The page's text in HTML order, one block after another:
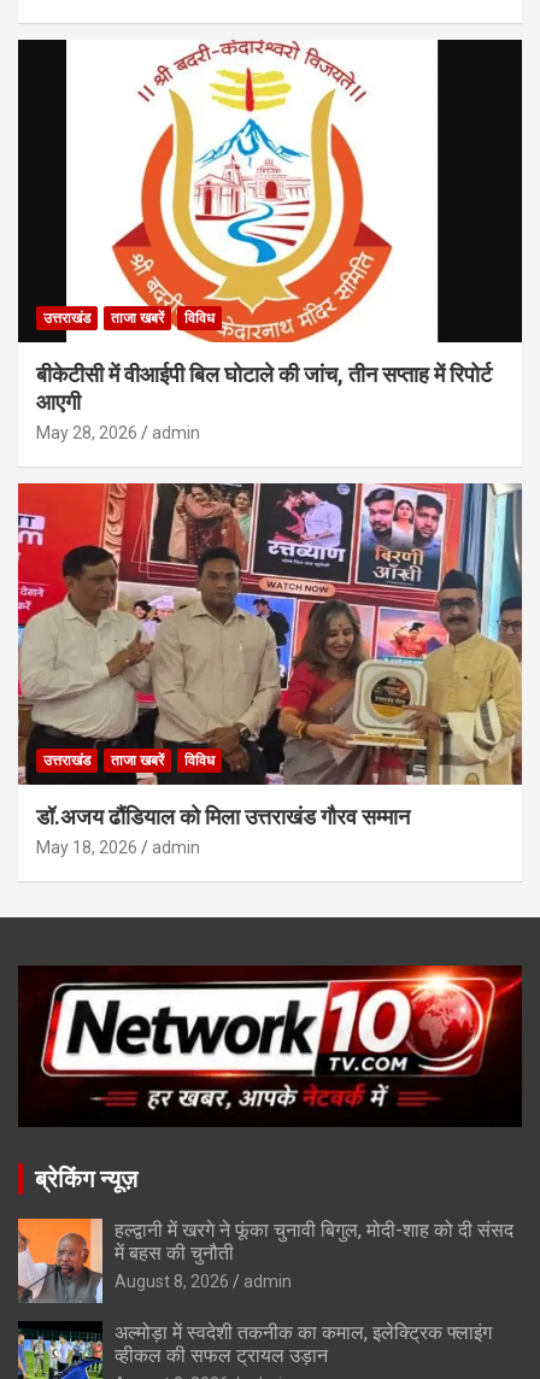
उत्तराखंड ताजा खबरें विविध
बीकेटीसी में वीआईपी बिल घोटाले की जांच, तीन सप्ताह में रिपोर्ट
आएगी
May 28, 2026 admin
उत्तराखंड ताजा खबरें विविध
डॉ.अजय ढौंडियाल को मिला उत्तराखंड गौरव सम्मान
May 18, 2026 admin
ब्रेकिंग न्यूज़
हल्द्वानी में खरगे ने फूंका चुनावी बिगुल, मोदी-शाह को दी संसद
में बहस की चुनौती
August 8, 2026 admin
अल्मोड़ा में स्वदेशी तकनीक का कमाल, इलेक्ट्रिक फ्लाइंग
व्हीकल की सफल ट्रायल उड़ान